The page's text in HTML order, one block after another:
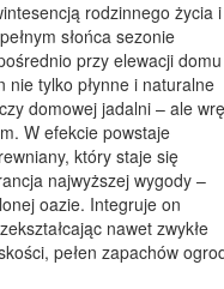
rodzinnego życia i
słońca sezonie
przy elewacji
nie tylko płynne i naturalne
domowej jadalni – ale
W efekcie powstaje
który staje się
najwyższej wygody –
oazie. Integruje on
nawet zwykłe
pełen zapachów